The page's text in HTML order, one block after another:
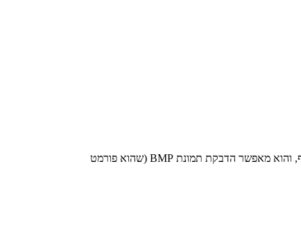
') המיועדת להדבקת פיסקת טקסט בדף התצוגה, גם סקריפט זה פועל על מסמך בתצוגת דף, והוא מאפשר הדבקת תמונת BMP (שהוא פורמט